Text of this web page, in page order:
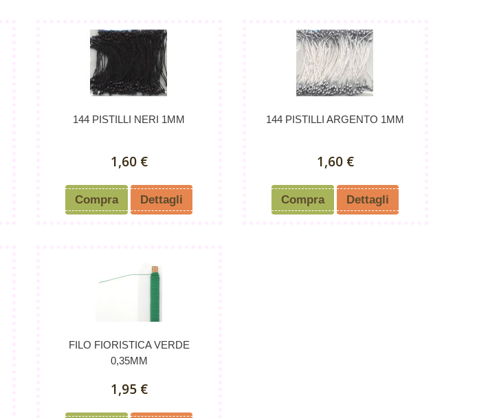
144 PISTILLI NERI 1MM
1,60 €
Compra Dettagli
144 PISTILLI ARGENTO 1MM
1,60 €
Compra Dettagli
FILO FIORISTICA VERDE
0,35MM
1,95 €